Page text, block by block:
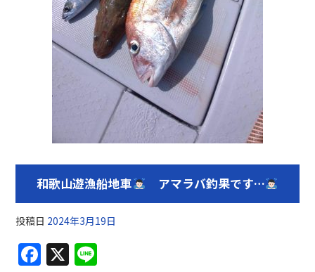
和歌山遊漁船地車 アマラバ釣果です…
投稿日 2024年3月19日
F X